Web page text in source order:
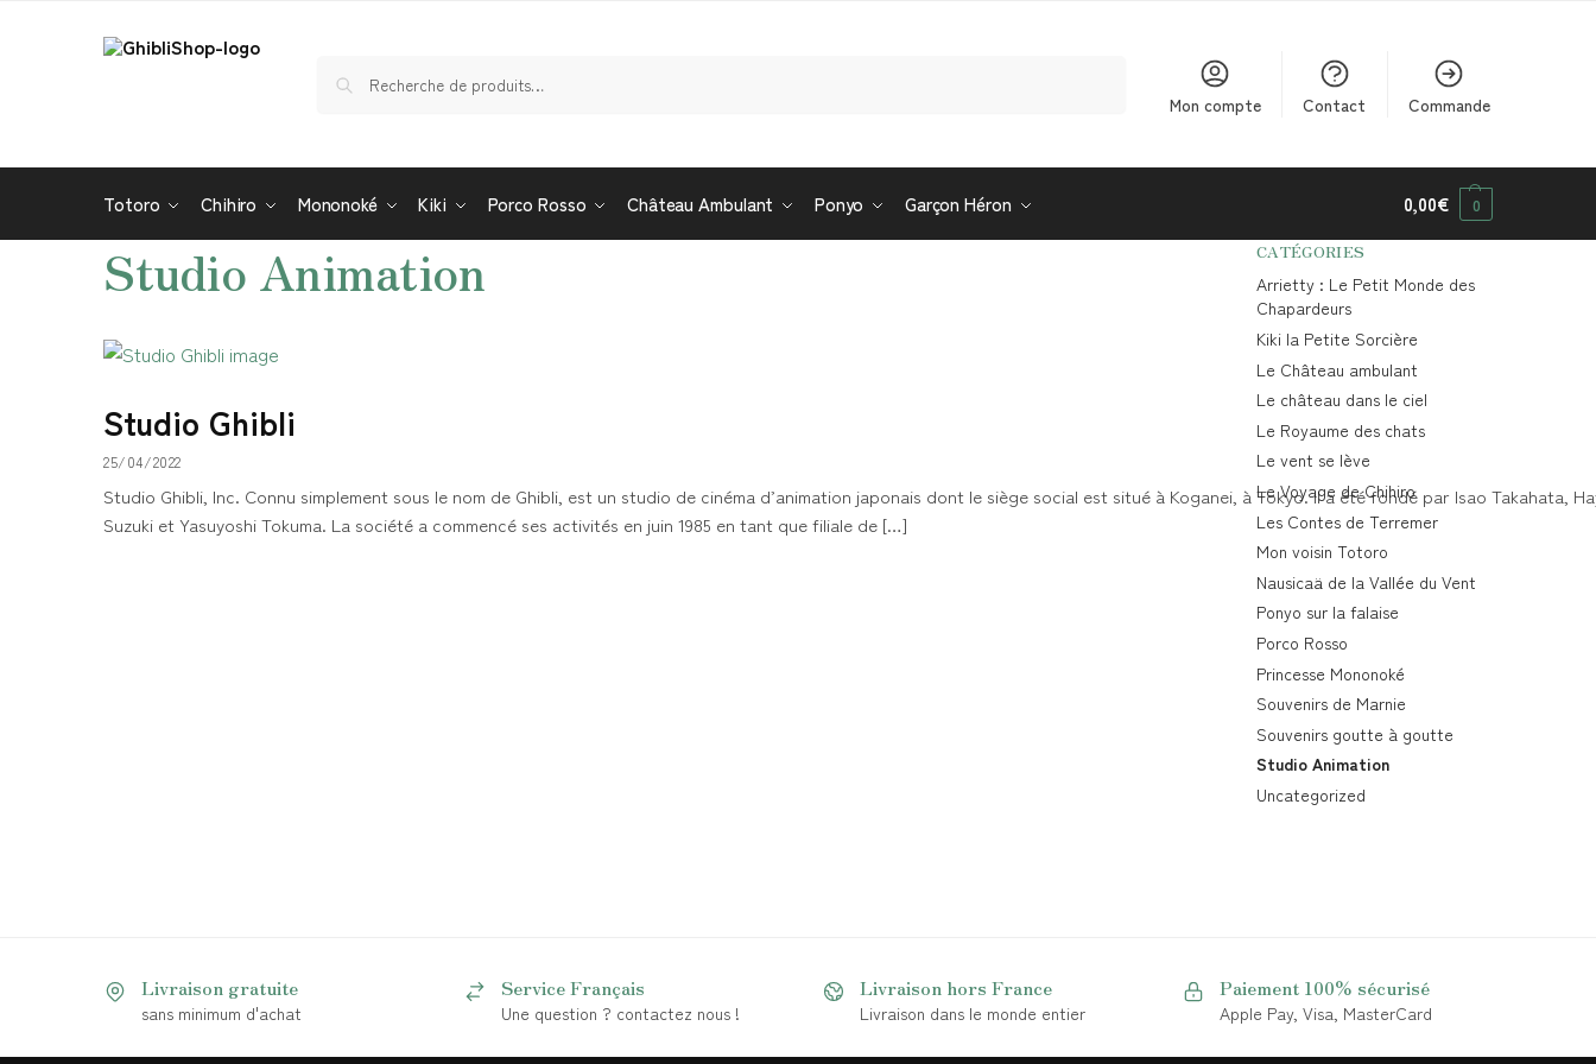
Mon compte Contact Commande
Totoro Chihiro Mononoké Kiki Porco Rosso Château Ambulant Ponyo Garçon Héron 0,00€ 0
Studio Animation
Studio Ghibli
25/04/2022
Studio Ghibli, Inc. Connu simplement sous le nom de Ghibli, est un studio de cinéma d’animation japonais dont le siège social est situé à Koganei, à Tokyo. Il a été fondé par Isao Takahata,
Suzuki et Yasuyoshi Tokuma. La société a commencé ses activités en juin 1985 en tant que filiale de […]
CATÉGORIES
Arrietty : Le Petit Monde des
Chapardeurs
Kiki la Petite Sorcière
Le Château ambulant
Le château dans le ciel
Le Royaume des chats
Le vent se lève
Le Voyage de Chihiro
Les Contes de Terremer
Mon voisin Totoro
Nausicaä de la Vallée du Vent
Ponyo sur la falaise
Porco Rosso
Princesse Mononoké
Souvenirs de Marnie
Souvenirs goutte à goutte
Studio Animation
Uncategorized
Livraison gratuite
sans minimum d'achat
Service Français
Une question ? contactez nous !
Livraison hors France
Livraison dans le monde entier
Paiement 100% sécurisé
Apple Pay, Visa, MasterCard